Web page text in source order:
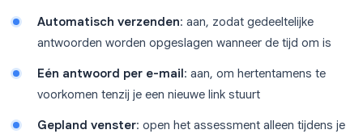
Automatisch verzenden: aan, zodat gedeeltelijke
antwoorden worden opgeslagen wanneer de tijd om is
Eén antwoord per e-mail : aan, om hertentamens te
voorkomen tenzij je een nieuwe link stuurt
Gepland venster: open het assessment alleen tijdens je